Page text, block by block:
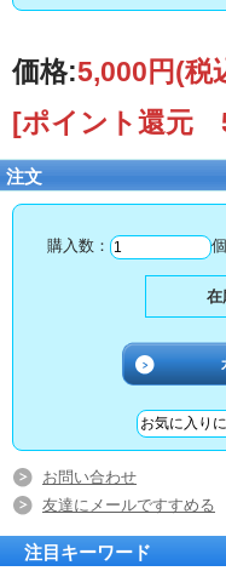
価格:5,000円(税
[ポイント還元
注文
購入数： 個
在
お問い合わせ
友達にメールですすめる
注目キーワード